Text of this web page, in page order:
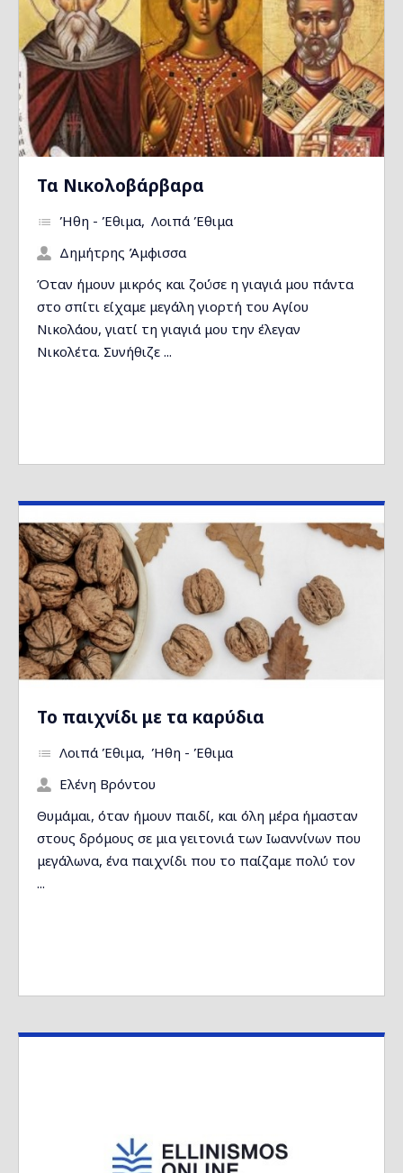
Τα Νικολοβάρβαρα
Ήθη - Έθιμα Λοιπά Έθιμα
Δημήτρης Άμφισσα
Όταν ήμουν μικρός και ζούσε η γιαγιά μου πάντα
στο σπίτι είχαμε μεγάλη γιορτή του Αγίου
Νικολάου, γιατί τη γιαγιά μου την έλεγαν
Νικολέτα. Συνήθιζε ...
Το παιχνίδι με τα καρύδια
Λοιπά Έθιμα Ήθη - Έθιμα
Ελένη Βρόντου
Θυμάμαι, όταν ήμουν παιδί, και όλη μέρα ήμασταν
στους δρόμους σε μια γειτονιά των Ιωαννίνων που
μεγάλωνα, ένα παιχνίδι που το παίζαμε πολύ τον
...